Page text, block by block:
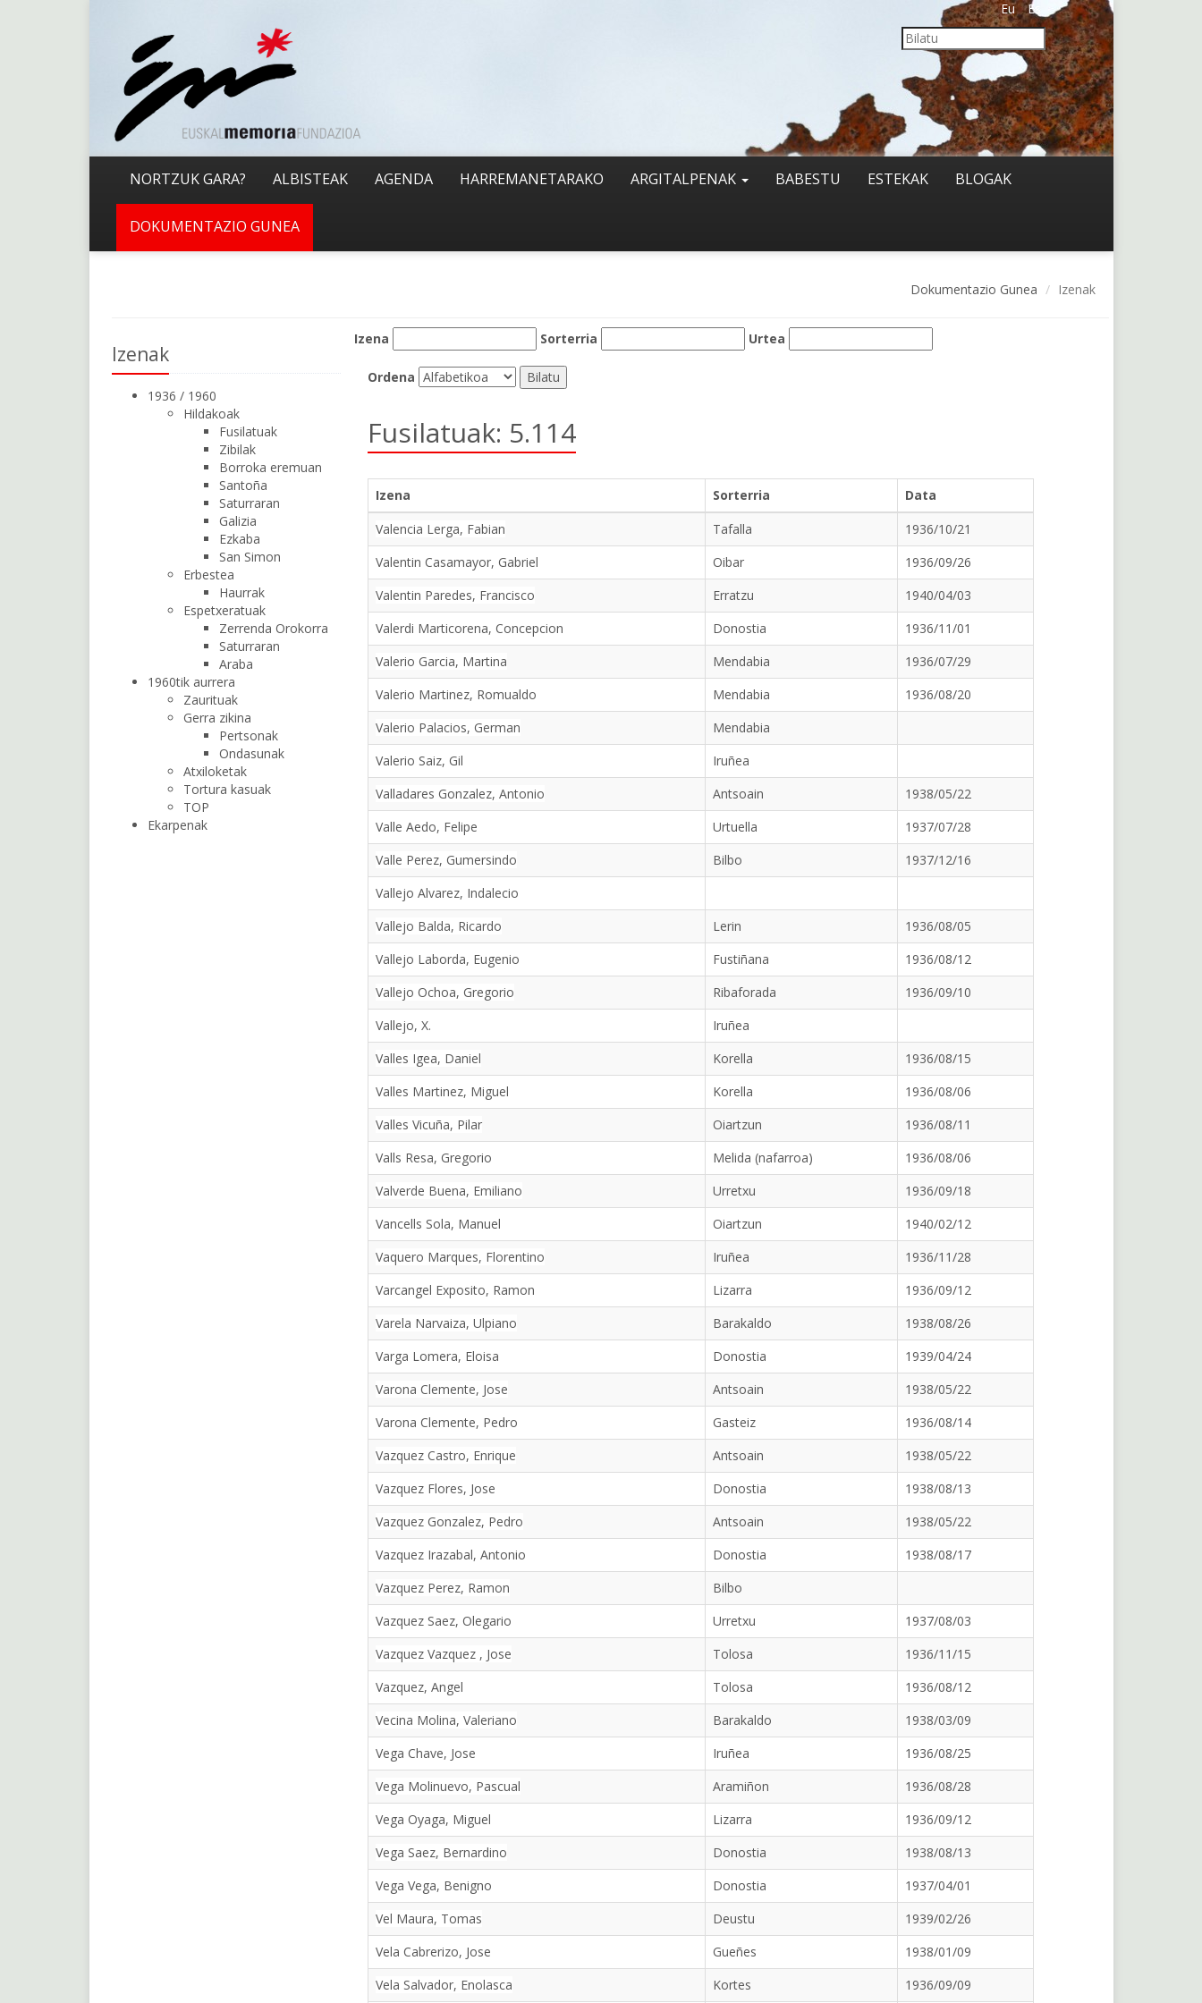
Eu Es
NORTZUK GARA? ALBISTEAK AGENDA HARREMANETARAKO ARGITALPENAK BABESTU ESTEKAK BLOGAK
DOKUMENTAZIO GUNEA
Dokumentazio Gunea Izenak
Izenak
1936 / 1960
Hildakoak
Fusilatuak
Zibilak
Borroka eremuan
Santoña
Saturraran
Galizia
Ezkaba
San Simon
Erbestea
Haurrak
Espetxeratuak
Zerrenda Orokorra
Saturraran
Araba
1960tik aurrera
Zaurituak
Gerra zikina
Pertsonak
Ondasunak
Atxiloketak
Tortura kasuak
TOP
Ekarpenak
Izena Sorterria Urtea
Ordena
Fusilatuak: 5.114
Izena Sorterria
Data
Valencia Lerga, Fabian
Tafalla
1936/10/21
Valentin Casamayor, Gabriel
Oibar
1936/09/26
Valentin Paredes, Francisco
Erratzu
1940/04/03
Valerdi Marticorena, Concepcion
Donostia
1936/11/01
Valerio Garcia, Martina
Mendabia
1936/07/29
Valerio Martinez, Romualdo
Mendabia
1936/08/20
Valerio Palacios, German
Mendabia
Valerio Saiz, Gil
Iruñea
Valladares Gonzalez, Antonio
Antsoain
1938/05/22
Valle Aedo, Felipe
Urtuella
1937/07/28
Valle Perez, Gumersindo
Bilbo
1937/12/16
Vallejo Alvarez, Indalecio
Vallejo Balda, Ricardo
Lerin
1936/08/05
Vallejo Laborda, Eugenio
Fustiñana
1936/08/12
Vallejo Ochoa, Gregorio
Ribaforada
1936/09/10
Vallejo, X.
Iruñea
Valles Igea, Daniel
Korella
1936/08/15
Valles Martinez, Miguel
Korella
1936/08/06
Valles Vicuña, Pilar
Oiartzun
1936/08/11
Valls Resa, Gregorio
Melida (nafarroa)
1936/08/06
Valverde Buena, Emiliano
Urretxu
1936/09/18
Vancells Sola, Manuel
Oiartzun
1940/02/12
Vaquero Marques, Florentino
Iruñea
1936/11/28
Varcangel Exposito, Ramon
Lizarra
1936/09/12
Varela Narvaiza, Ulpiano
Barakaldo
1938/08/26
Varga Lomera, Eloisa
Donostia
1939/04/24
Varona Clemente, Jose
Antsoain
1938/05/22
Varona Clemente, Pedro
Gasteiz
1936/08/14
Vazquez Castro, Enrique
Antsoain
1938/05/22
Vazquez Flores, Jose
Donostia
1938/08/13
Vazquez Gonzalez, Pedro
Antsoain
1938/05/22
Vazquez Irazabal, Antonio
Donostia
1938/08/17
Vazquez Perez, Ramon
Bilbo
Vazquez Saez, Olegario
Urretxu
1937/08/03
Vazquez Vazquez , Jose
Tolosa
1936/11/15
Vazquez, Angel
Tolosa
1936/08/12
Vecina Molina, Valeriano
Barakaldo
1938/03/09
Vega Chave, Jose
Iruñea
1936/08/25
Vega Molinuevo, Pascual
Aramiñon
1936/08/28
Vega Oyaga, Miguel
Lizarra
1936/09/12
Vega Saez, Bernardino
Donostia
1938/08/13
Vega Vega, Benigno
Donostia
1937/04/01
Vel Maura, Tomas
Deustu
1939/02/26
Vela Cabrerizo, Jose
Gueñes
1938/01/09
Vela Salvador, Enolasca
Kortes 1936/09/09